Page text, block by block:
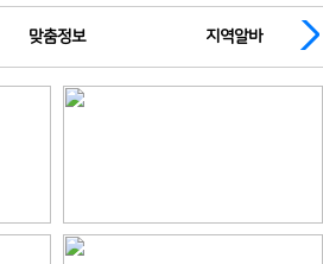
맞춤정보 지역알바